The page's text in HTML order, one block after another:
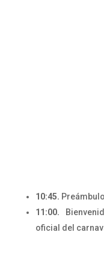
10:45.
11:00.
oficial del